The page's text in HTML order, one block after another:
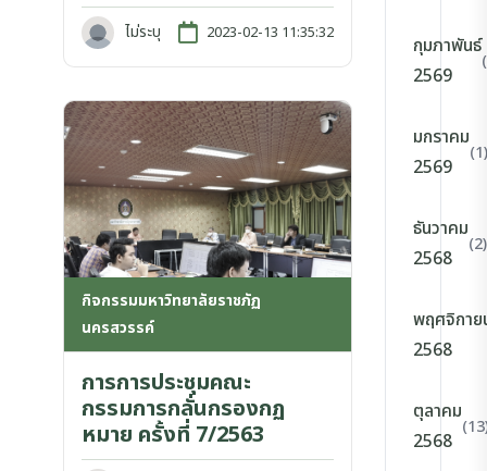
ไม่ระบุ 2023-02-13 11:35:32
กิจกรรมมหาวิทยาลัยราชภัฏ
นครสวรรค์
การการประชุมคณะ
กรรมการกลั่นกรองกฏ
หมาย ครั้งที่ 7/2563
กุมภาพันธ์
2569
มกราคม
2569
(1)
ธันวาคม
2568
(2)
พฤศจิกาย
2568
ตุลาคม
2568